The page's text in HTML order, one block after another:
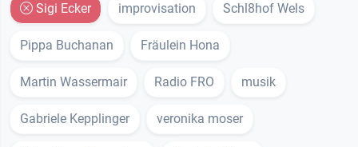
Sigi Ecker improvisation Schl8hof Wels
Pippa Buchanan Fräulein Hona
Martin Wassermair Radio FRO musik
Gabriele Kepplinger veronika moser